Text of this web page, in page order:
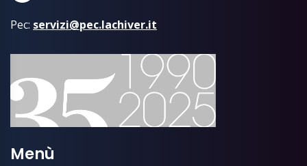
Pec: servizi@pec.lachiver.it
Menù